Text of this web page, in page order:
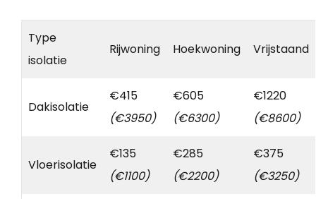
Type
isolatie
Rijwoning Hoekwoning Vrijstaand
Dakisolatie
€415
(€3950)
€605
(€6300)
€1220
(€8600)
Vloerisolatie
€135
(€1100)
€285
(€2200)
€375
(€3250)